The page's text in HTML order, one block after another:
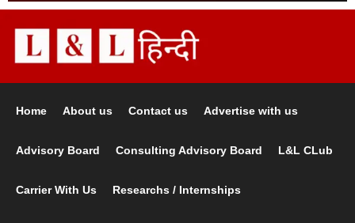
Home About us Contact us Advertise with us
Advisory Board Consulting Advisory Board L&L CLub
Carrier With Us Researchs / Internships